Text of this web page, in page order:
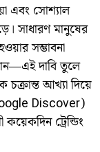
এবং সোশ্যাল
সাধারণ মানুষের
সম্ভাবনা
দাবি তুলে
আখ্যা দিয়ে
Discover)
ট্রেন্ডিং